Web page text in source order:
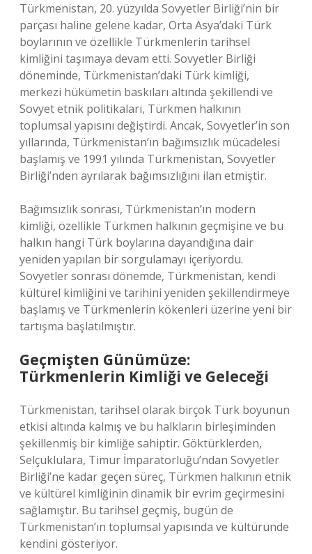
Türkmenistan, 20. yüzyılda Sovyetler Birliği’nin bir
parçası haline gelene kadar, Orta Asya’daki Türk
boylarının ve özellikle Türkmenlerin tarihsel
kimliğini taşımaya devam etti. Sovyetler Birliği
döneminde, Türkmenistan’daki Türk kimliği,
merkezi hükümetin baskıları altında şekillendi ve
Sovyet etnik politikaları, Türkmen halkının
toplumsal yapısını değiştirdi. Ancak, Sovyetler’in son
yıllarında, Türkmenistan’ın bağımsızlık mücadelesi
başlamış ve 1991 yılında Türkmenistan, Sovyetler
Birliği’nden ayrılarak bağımsızlığını ilan etmiştir.
Bağımsızlık sonrası, Türkmenistan’ın modern
kimliği, özellikle Türkmen halkının geçmişine ve bu
halkın hangi Türk boylarına dayandığına dair
yeniden yapılan bir sorgulamayı içeriyordu.
Sovyetler sonrası dönemde, Türkmenistan, kendi
kültürel kimliğini ve tarihini yeniden şekillendirmeye
başlamış ve Türkmenlerin kökenleri üzerine yeni bir
tartışma başlatılmıştır.
Geçmişten Günümüze:
Türkmenlerin Kimliği ve Geleceği
Türkmenistan, tarihsel olarak birçok Türk boyunun
etkisi altında kalmış ve bu halkların birleşiminden
şekillenmiş bir kimliğe sahiptir. Göktürklerden,
Selçuklulara, Timur İmparatorluğu’ndan Sovyetler
Birliği’ne kadar geçen süreç, Türkmen halkının etnik
ve kültürel kimliğinin dinamik bir evrim geçirmesini
sağlamıştır. Bu tarihsel geçmiş, bugün de
Türkmenistan’ın toplumsal yapısında ve kültüründe
kendini gösteriyor.